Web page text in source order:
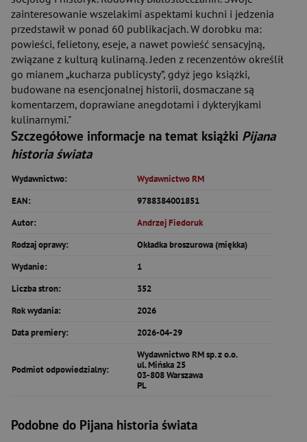
zainteresowanie wszelakimi aspektami kuchni i jedzenia
przedstawił w ponad 60 publikacjach. W dorobku ma:
powieści, felietony, eseje, a nawet powieść sensacyjną,
związane z kulturą kulinarną. Jeden z recenzentów określił
go mianem „kucharza publicysty”, gdyż jego książki,
budowane na esencjonalnej historii, dosmaczane są
komentarzem, doprawiane anegdotami i dykteryjkami
kulinarnymi."
Szczegółowe informacje na temat książki Pijana
historia świata
Wydawnictwo:
Wydawnictwo RM
EAN:
9788384001851
Autor:
Andrzej Fiedoruk
Rodzaj oprawy:
Okładka broszurowa (miękka)
Wydanie:
1
Liczba stron:
352
Rok wydania:
2026
Data premiery:
2026-04-29
Podmiot odpowiedzialny:
Wydawnictwo RM sp. z o.o.
ul. Mińska 25
03-808 Warszawa
PL
Podobne do Pijana historia świata